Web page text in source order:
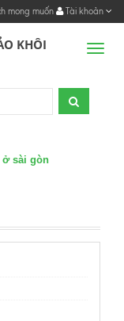
mong muốn Tài khoản
KHÔI
ở sài gòn